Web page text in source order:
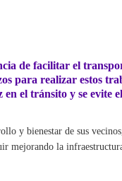
de facilitar el
para realizar estos
el tránsito y se evite
y bienestar de sus
mejorando la